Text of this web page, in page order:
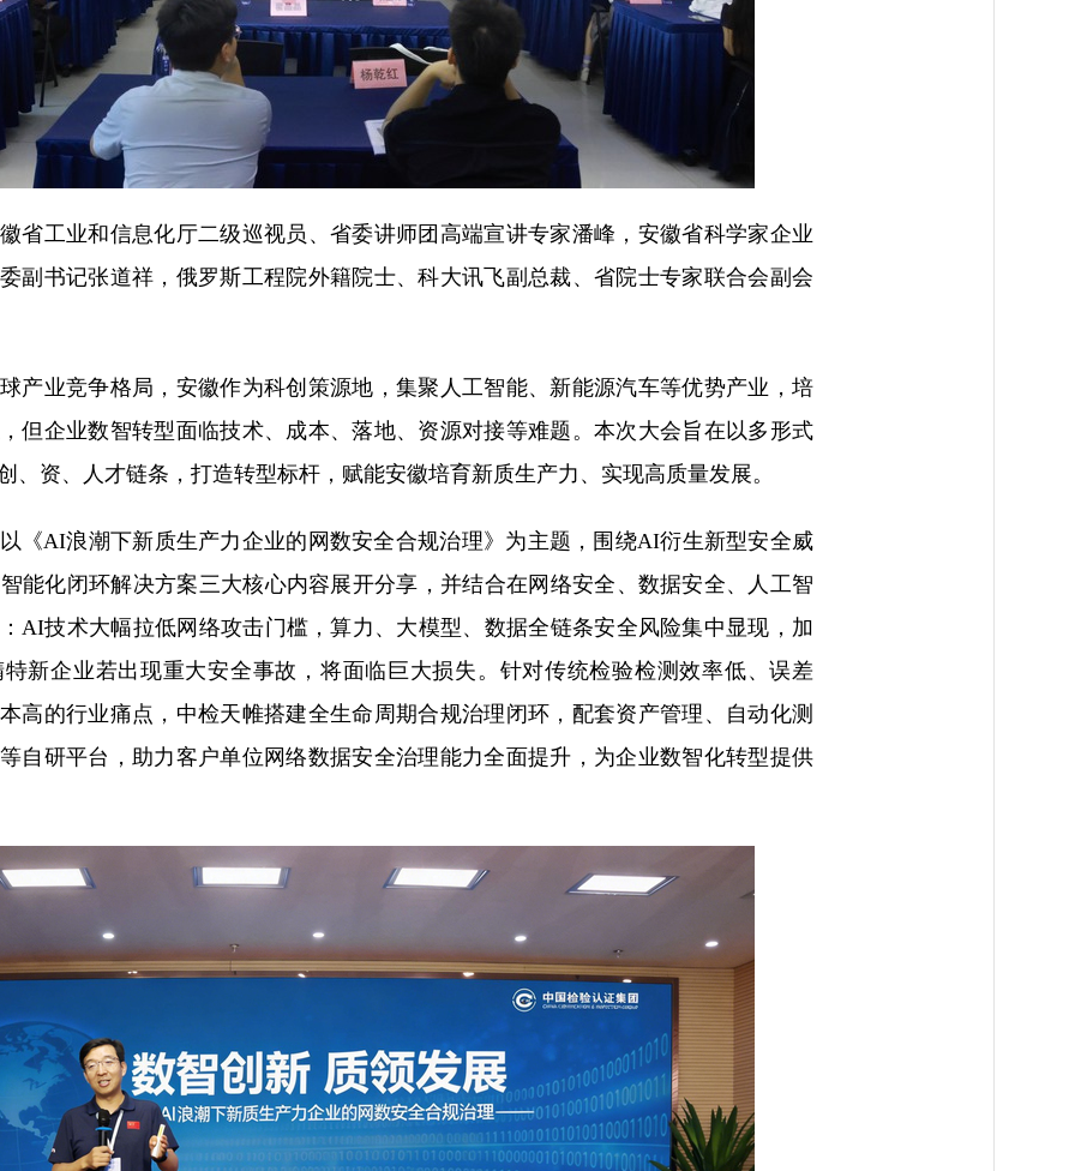
省工业和信息化厅二级巡视员、省委讲师团高端宣讲专家潘峰，安徽省科学家企业
副书记张道祥，俄罗斯工程院外籍院士、科大讯飞副总裁、省院士专家联合会副会
产业竞争格局，安徽作为科创策源地，集聚人工智能、新能源汽车等优势产业，培
但企业数智转型面临技术、成本、落地、资源对接等难题。本次大会旨在以多形式
、资、人才链条，打造转型标杆，赋能安徽培育新质生产力、实现高质量发展。
《AI浪潮下新质生产力企业的网数安全合规治理》为主题，围绕AI衍生新型安全威
能化闭环解决方案三大核心内容展开分享，并结合在网络安全、数据安全、人工智
AI技术大幅拉低网络攻击门槛，算力、大模型、数据全链条安全风险集中显现，加
新企业若出现重大安全事故，将面临巨大损失。针对传统检验检测效率低、误差
高的行业痛点，中检天帷搭建全生命周期合规治理闭环，配套资产管理、自动化测
自研平台，助力客户单位网络数据安全治理能力全面提升，为企业数智化转型提供